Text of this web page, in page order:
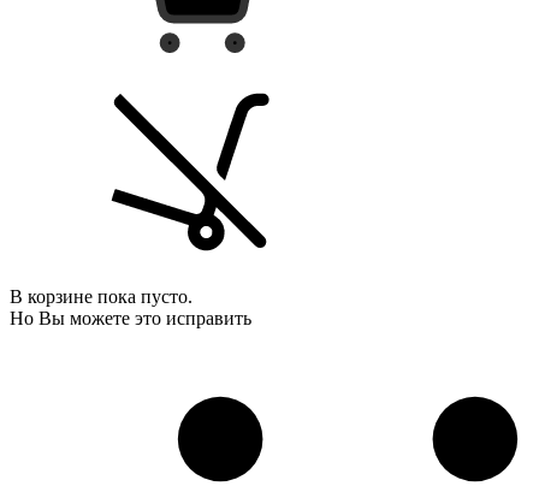
В корзине пока пусто.
Но Вы можете это исправить